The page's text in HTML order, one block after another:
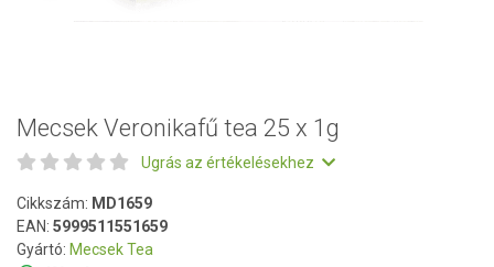
Mecsek Veronikafű tea 25 x 1g
Ugrás az értékelésekhez
Cikkszám: MD1659
EAN: 5999511551659
Gyártó: Mecsek Tea